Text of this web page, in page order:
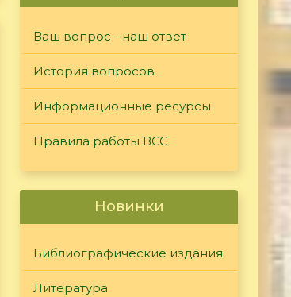
Ваш вопрос - наш ответ
История вопросов
Информационные ресурсы
Правила работы ВСС
Новинки
Библиографические издания
Литература